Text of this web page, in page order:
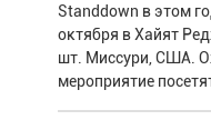
Standdown в этом
октября в Хайят
шт. Миссури, США.
мероприятие